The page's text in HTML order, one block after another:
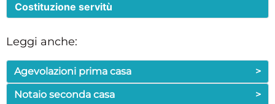
Costituzione servitù
Leggi anche:
Agevolazioni prima casa
>
Notaio seconda casa
>